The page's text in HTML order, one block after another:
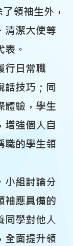
領袖生外，
清潔大使等
。
行日常職
話技巧；同
體驗，學生
增強個人自
職的學生領
小組討論分
袖應具備的
同學對他人
全面提升領